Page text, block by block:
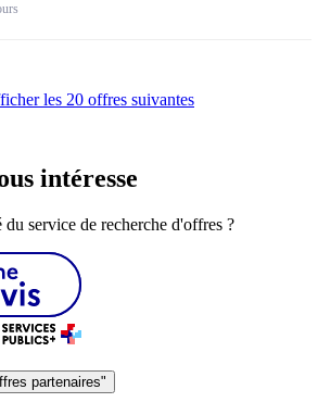
les 20 offres suivantes
intéresse
du service de recherche d'offres ?
partenaires"